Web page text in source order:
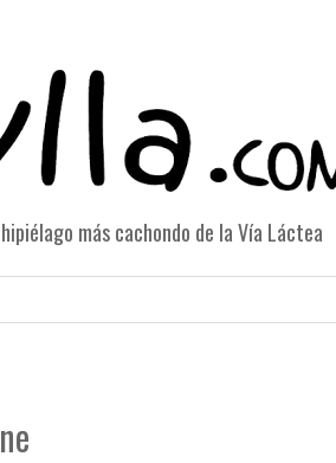
más cachondo de la Vía Láctea